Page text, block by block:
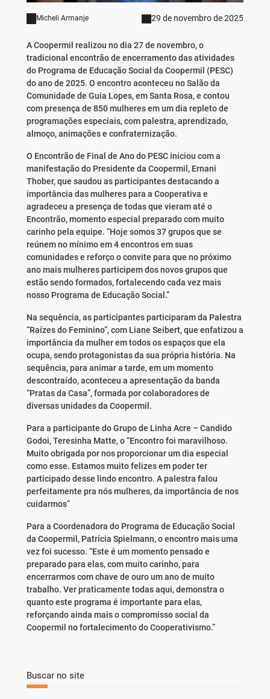
Micheli Armanje 29 de novembro de 2025
A Coopermil realizou no dia 27 de novembro, o
tradicional encontrão de encerramento das atividades
do Programa de Educação Social da Coopermil (PESC)
do ano de 2025. O encontro aconteceu no Salão da
Comunidade de Guia Lopes, em Santa Rosa, e contou
com presença de 850 mulheres em um dia repleto de
programações especiais, com palestra, aprendizado,
almoço, animações e confraternização.
O Encontrão de Final de Ano do PESC iniciou com a
manifestação do Presidente da Coopermil, Ernani
Thober, que saudou as participantes destacando a
importância das mulheres para a Cooperativa e
agradeceu a presença de todas que vieram até o
Encontrão, momento especial preparado com muito
carinho pela equipe. “Hoje somos 37 grupos que se
reúnem no mínimo em 4 encontros em suas
comunidades e reforço o convite para que no próximo
ano mais mulheres participem dos novos grupos que
estão sendo formados, fortalecendo cada vez mais
nosso Programa de Educação Social.”
Na sequência, as participantes participaram da Palestra
“Raízes do Feminino”, com Liane Seibert, que enfatizou a
importância da mulher em todos os espaços que ela
ocupa, sendo protagonistas da sua própria história. Na
sequência, para animar a tarde, em um momento
descontraído, aconteceu a apresentação da banda
“Pratas da Casa”, formada por colaboradores de
diversas unidades da Coopermil.
Para a participante do Grupo de Linha Acre – Candido
Godoi, Teresinha Matte, o “Encontro foi maravilhoso.
Muito obrigada por nos proporcionar um dia especial
como esse. Estamos muito felizes em poder ter
participado desse lindo encontro. A palestra falou
perfeitamente pra nós mulheres, da importância de nos
cuidarmos”
Para a Coordenadora do Programa de Educação Social
da Coopermil, Patrícia Spielmann, o encontro mais uma
vez foi sucesso. “Este é um momento pensado e
preparado para elas, com muito carinho, para
encerrarmos com chave de ouro um ano de muito
trabalho. Ver praticamente todas aqui, demonstra o
quanto este programa é importante para elas,
reforçando ainda mais o compromisso social da
Coopermil no fortalecimento do Cooperativismo.”
Buscar no site